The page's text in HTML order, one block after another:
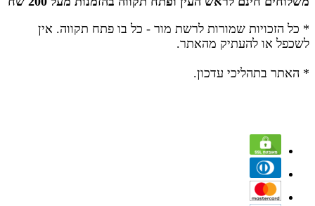
* כל הזכויות שמורות לרשת מור - כל בו פתח תקווה. אין
לשכפל או להעתיק מהאתר.
* האתר בתהליכי עדכון.